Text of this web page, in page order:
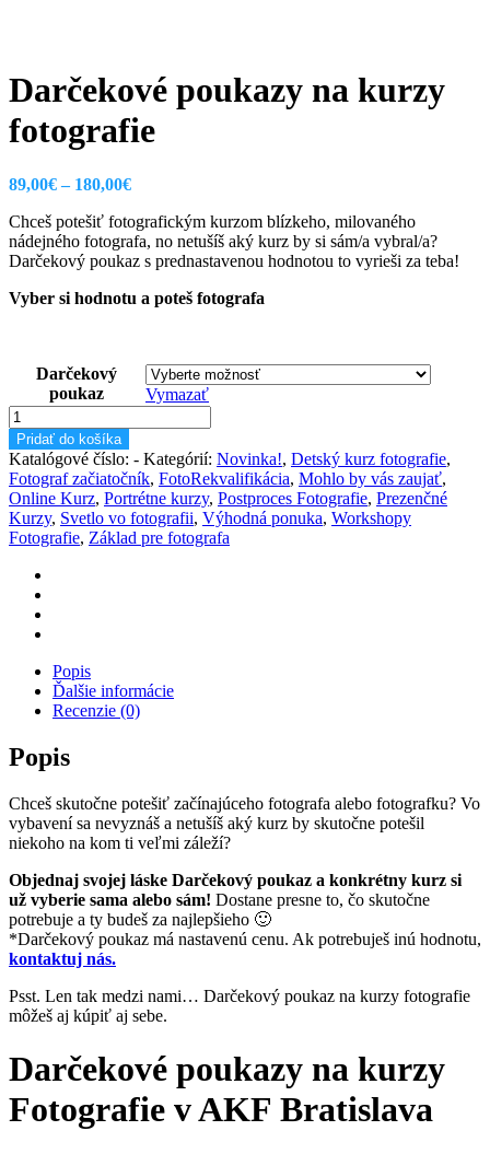
Darčekové poukazy na kurzy
fotografie
89,00€ – 180,00€Price
89,00€
through
180,00€
Chceš potešiť fotografickým kurzom blízkeho, milovaného
nádejného fotografa, no netušíš aký kurz by si sám/a vybral/a?
Darčekový poukaz s prednastavenou hodnotou to vyrieši za teba!
Vyber si hodnotu a poteš fotografa
Darčekový
poukaz
Vymazať
množstvo
Darčekové
poukazy
na
kurzy
fotografie
Pridať do košíka
Katalógové číslo: - Kategórií: Novinka!, Detský kurz fotografie,
Fotograf začiatočník, FotoRekvalifikácia, Mohlo by vás zaujať,
Online Kurz, Portrétne kurzy, Postproces Fotografie, Prezenčné
Kurzy, Svetlo vo fotografii, Výhodná ponuka, Workshopy
Fotografie, Základ pre fotografa
Popis
Ďalšie informácie
Recenzie (0)
Popis
Chceš skutočne potešiť začínajúceho fotografa alebo fotografku? Vo
vybavení sa nevyznáš a netušíš aký kurz by skutočne potešil
niekoho na kom ti veľmi záleží?
Objednaj svojej láske Darčekový poukaz a konkrétny kurz si
už vyberie sama alebo sám! Dostane presne to, čo skutočne
potrebuje a ty budeš za najlepšieho 🙂
*Darčekový poukaz má nastavenú cenu. Ak potrebuješ inú hodnotu,
kontaktuj nás.
Psst. Len tak medzi nami… Darčekový poukaz na kurzy fotografie
môžeš aj kúpiť aj sebe.
Darčekové poukazy na kurzy
Fotografie v AKF Bratislava